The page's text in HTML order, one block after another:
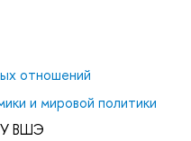
отношений
и мировой политики
ВШЭ